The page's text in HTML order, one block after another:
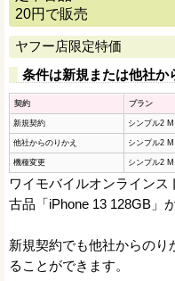
20円で販売
ヤフー店限定特価
条件は新規または他社か
契約 プラン
新規契約 シンプル2
他社からのりかえ シンプル2
機種変更 シンプル2
ワイモバイルオンライン
古品「iPhone 13 128GB」
新規契約でも他社からのり
ることができます。